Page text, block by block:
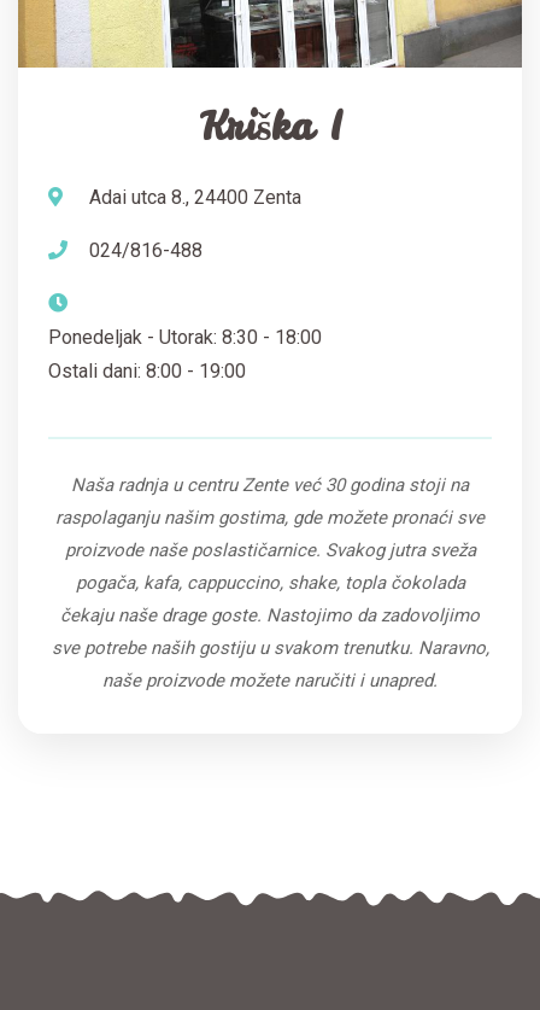
Kriška I
Adai utca 8., 24400 Zenta
024/816-488
Ponedeljak - Utorak: 8:30 - 18:00
Ostali dani: 8:00 - 19:00
Naša radnja u centru Zente već 30 godina stoji na
raspolaganju našim gostima, gde možete pronaći sve
proizvode naše poslastičarnice. Svakog jutra sveža
pogača, kafa, cappuccino, shake, topla čokolada
čekaju naše drage goste. Nastojimo da zadovoljimo
sve potrebe naših gostiju u svakom trenutku. Naravno,
naše proizvode možete naručiti i unapred.